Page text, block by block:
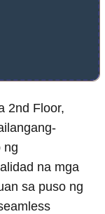
2nd Floor,
ng
na mga
sa puso ng